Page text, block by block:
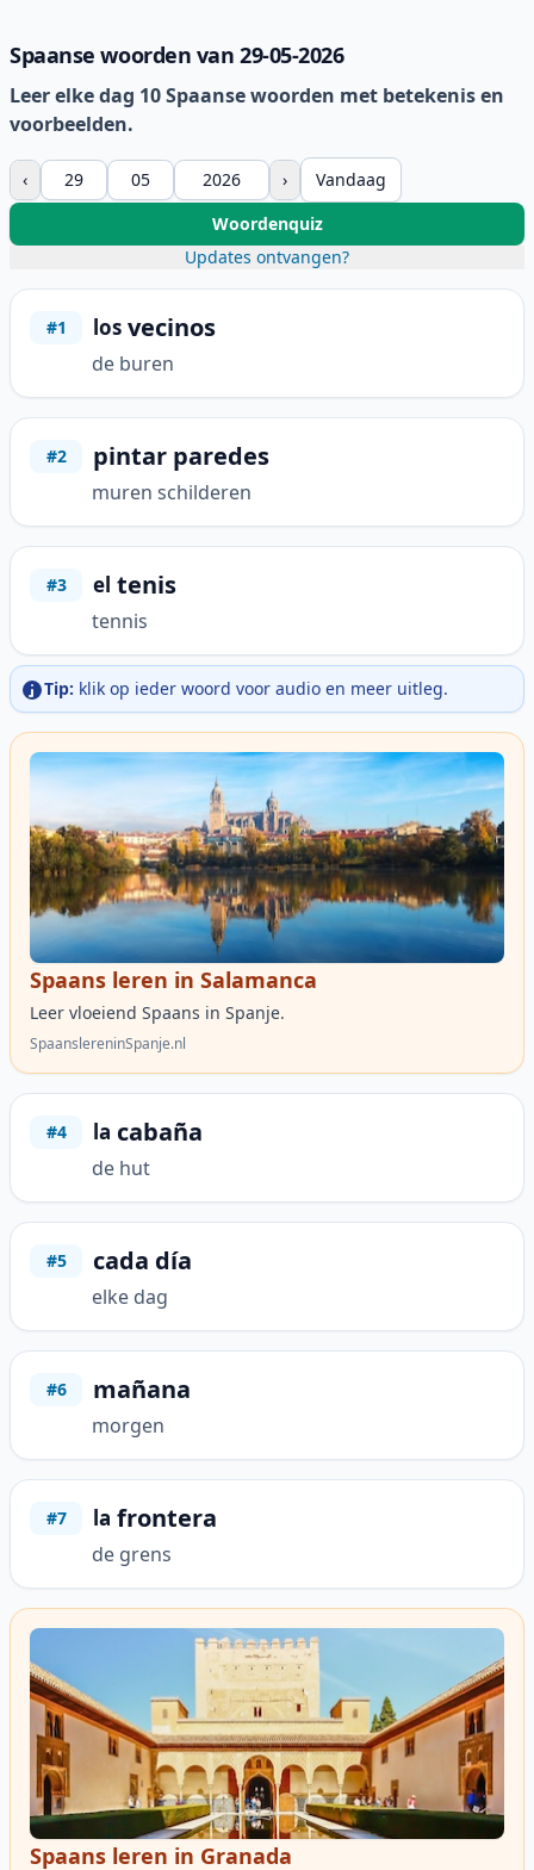
Spaanse woorden van 29-05-2026
Leer elke dag 10 Spaanse woorden met betekenis en
voorbeelden.
‹ ›
Vandaag
Woordenquiz
Updates ontvangen?
#1 los vecinos
de buren
#2 pintar paredes
muren schilderen
#3 el tenis
tennis
Tip: klik op ieder woord voor audio en meer uitleg.
Spaans leren in Salamanca
Leer vloeiend Spaans in Spanje.
SpaanslereninSpanje.nl
#4 la cabaña
de hut
#5 cada día
elke dag
#6 mañana
morgen
#7 la frontera
de grens
Spaans leren in Granada